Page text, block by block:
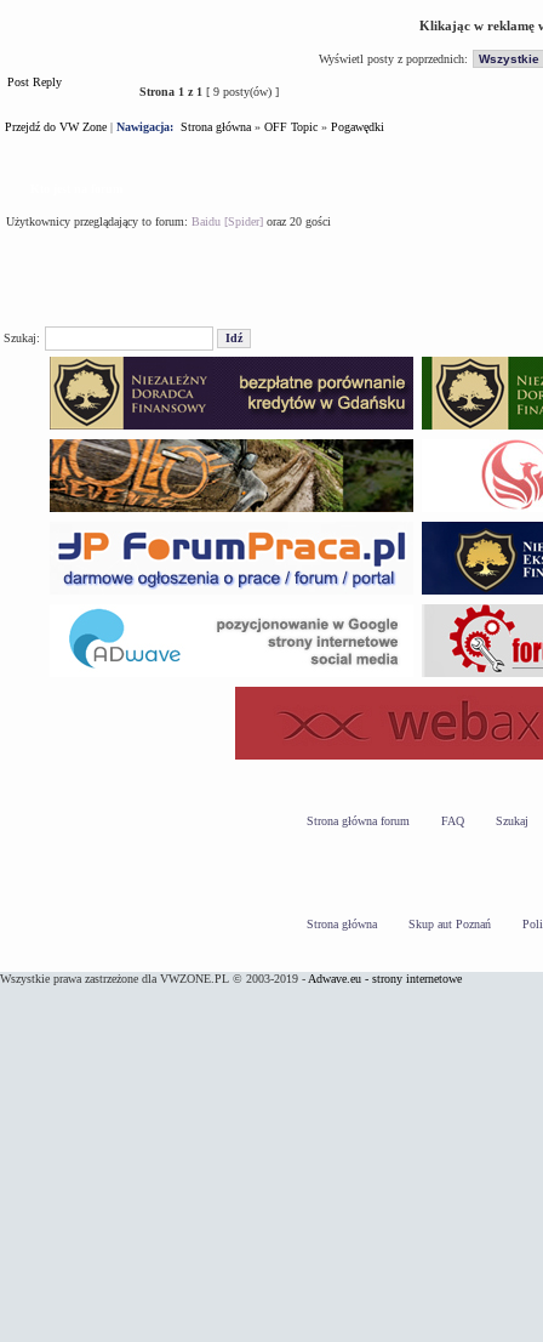
Klikając w reklamę
Wyświetl posty z poprzednich:
Post Reply
Strona 1 z 1 [ 9 posty(ów) ]
Przejdź do VW Zone | Nawigacja: Strona główna » OFF Topic » Pogawędki
Użytkownicy przeglądający to forum: Baidu [Spider] oraz 20 gości
Szukaj:
Strona główna forum FAQ Szukaj
Strona główna Skup aut Poznań
Wszystkie prawa zastrzeżone dla VWZONE.PL © 2003-2019 - Adwave.eu - strony internetowe